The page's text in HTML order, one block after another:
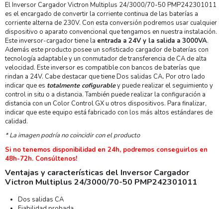
El Inversor Cargador Victron Multiplus 24/3000/70-50 PMP242301011
es el encargado de convertir la corriente continua de las baterías a
corriente alterna de 230V. Con esta conversión podremos usar cualquier
dispositivo o aparato convencional que tengamos en nuestra instalación.
Este inversor-cargador tiene la entrada a 24V y la salida a 3000VA.
Además este producto posee un sofisticado cargador de baterías con
tecnología adaptable y un conmutador de transferencia de CA de alta
velocidad. Este inversor es compatible con bancos de baterías que
rindan a 24V. Cabe destacar que tiene Dos salidas CA. Por otro lado
indicar que es totalmente cofigurabley puede realizar el seguimiento y
control in situ o a distancia. También puede realizar la configuración a
distancia con un Color Control GX u otros dispositivos. Para finalizar,
indicar que este equipo está fabricado con los más altos estándares de
calidad.
* La imagen podría no coincidir con el producto
Si no tenemos disponibilidad en 24h, podremos conseguirlos en
48h-72h. Consúltenos!
Ventajas y características del Inversor Cargador
Victron Multiplus 24/3000/70-50 PMP242301011
Dos salidas CA